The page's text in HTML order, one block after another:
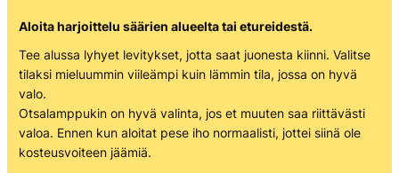
Aloita harjoittelu säärien alueelta tai etureidestä.
Tee alussa lyhyet levitykset, jotta saat juonesta kiinni. Valitse
tilaksi mieluummin viileämpi kuin lämmin tila, jossa on hyvä
valo.
Otsalamppukin on hyvä valinta, jos et muuten saa riittävästi
valoa. Ennen kun aloitat pese iho normaalisti, jottei siinä ole
kosteusvoiteen jäämiä.